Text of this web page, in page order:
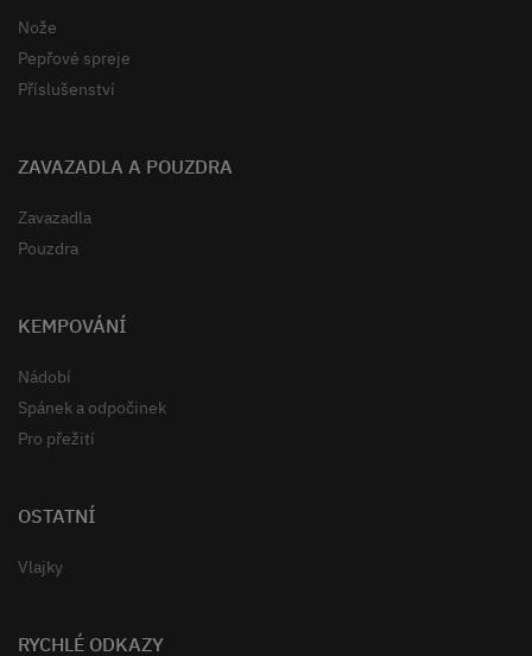
Nože
Pepřové spreje
Příslušenství
ZAVAZADLA A POUZDRA
Zavazadla
Pouzdra
KEMPOVÁNÍ
Nádobí
Spánek a odpočinek
Pro přežití
OSTATNÍ
Vlajky
RYCHLÉ ODKAZY